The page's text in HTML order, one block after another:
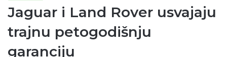
Jaguar i Land Rover usvajaju
trajnu petogodišnju
garanciju